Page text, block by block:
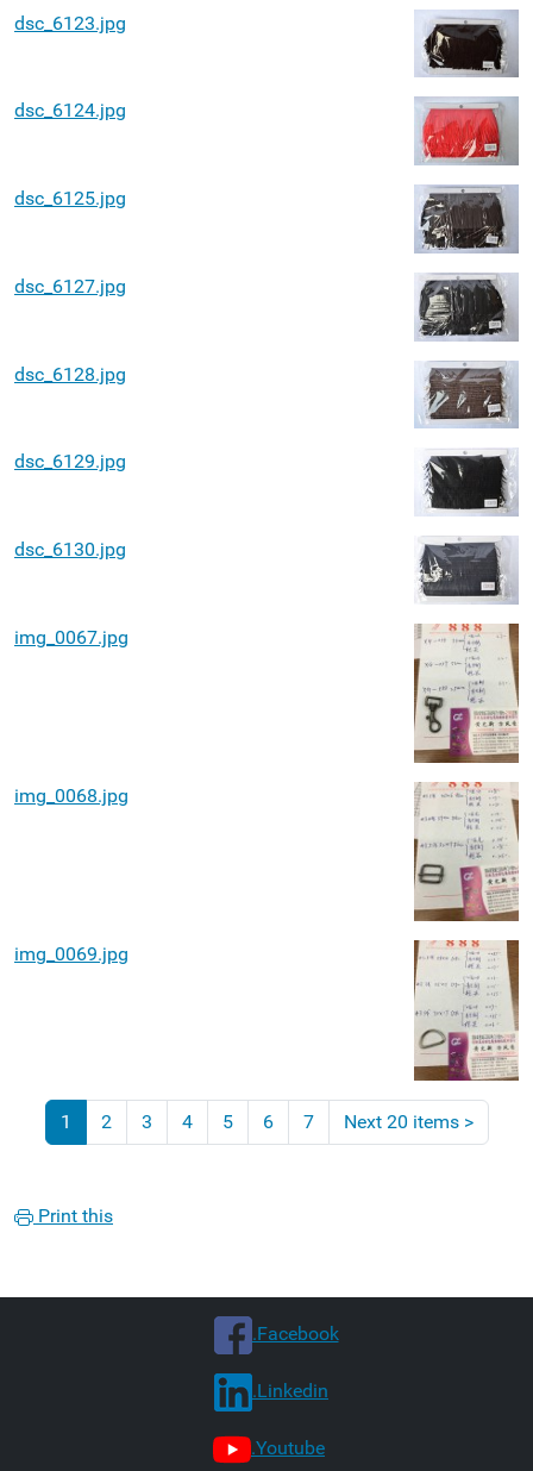
dsc_6123.jpg
dsc_6124.jpg
dsc_6125.jpg
dsc_6127.jpg
dsc_6128.jpg
dsc_6129.jpg
dsc_6130.jpg
img_0067.jpg
img_0068.jpg
img_0069.jpg
1 2 3 4 5 6 7 Next 20 items >
Print this
.Facebook
.Linkedin
.Youtube